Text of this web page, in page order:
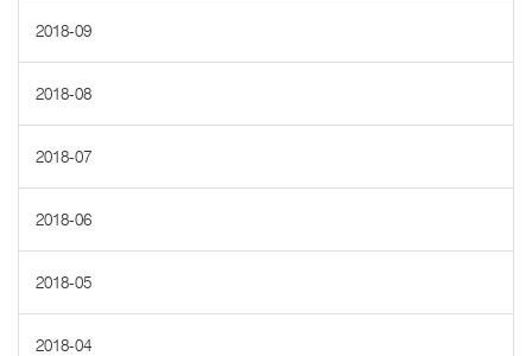
2018-09
2018-08
2018-07
2018-06
2018-05
2018-04